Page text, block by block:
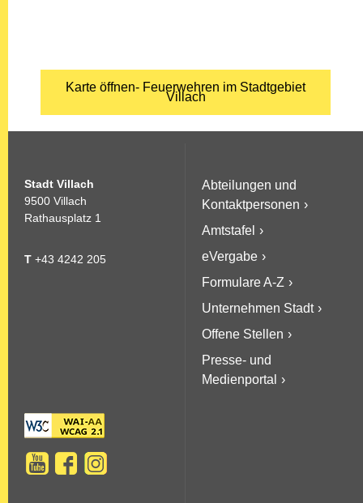
Karte öffnen- Feuerwehren im Stadtgebiet
Villach
Stadt Villach
9500 Villach
Rathausplatz 1
T +43 4242 205
Abteilungen und
Kontaktpersonen
Amtstafel
eVergabe
Formulare A-Z
Unternehmen Stadt
Offene Stellen
Presse- und
Medienportal